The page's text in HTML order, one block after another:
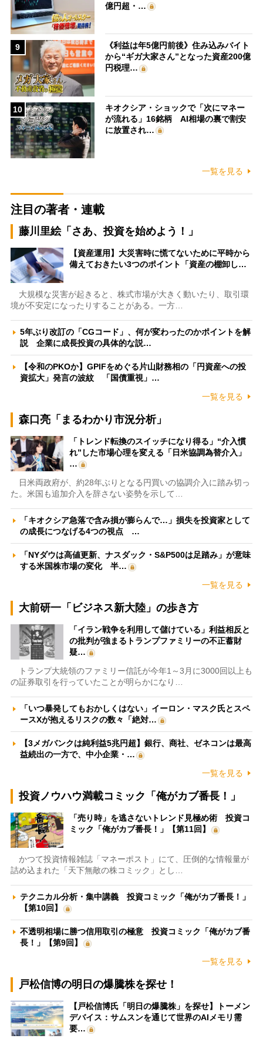
億円超・…
9
《利益は年5億円前後》住み込みバイト
から“ギガ大家さん”となった資産200億
円税理…
10
キオクシア・ショックで「次にマネー
が流れる」16銘柄 AI相場の裏で割安
に放置され…
一覧を見る
注目の著者・連載
藤川里絵「さあ、投資を始めよう！」
【資産運用】大災害時に慌てないために平時から
備えておきたい3つのポイント「資産の棚卸し…
大規模な災害が起きると、株式市場が大きく動いたり、取引環
境が不安定になったりすることがある。一方…
5年ぶり改訂の「CGコード」、何が変わったのかポイントを解
説 企業に成長投資の具体的な説…
【令和のPKOか】GPIFをめぐる片山財務相の「円資産への投
資拡大」発言の波紋 「国債重視」…
一覧を見る
森口亮「まるわかり市況分析」
「トレンド転換のスイッチになり得る」“介入慣
れ”した市場心理を変える「日米協調為替介入」
…
日米両政府が、約28年ぶりとなる円買いの協調介入に踏み切っ
た。米国も追加介入を辞さない姿勢を示して…
「キオクシア急落で含み損が膨らんで…」損失を投資家として
の成長につなげる4つの視点 …
「NYダウは高値更新、ナスダック・S&P500は足踏み」が意味
する米国株市場の変化 半…
一覧を見る
大前研一「ビジネス新大陸」の歩き方
「イラン戦争を利用して儲けている」利益相反と
の批判が強まるトランプファミリーの不正蓄財
疑…
トランプ大統領のファミリー信託が今年1～3月に3000回以上も
の証券取引を行っていたことが明らかになり…
「いつ暴発してもおかしくはない」イーロン・マスク氏とスペ
ースXが抱えるリスクの数々「絶対…
【3メガバンクは純利益5兆円超】銀行、商社、ゼネコンは最高
益続出の一方で、中小企業・…
一覧を見る
投資ノウハウ満載コミック「俺がカブ番長！」
「売り時」を逃さないトレンド見極め術 投資コ
ミック「俺がカブ番長！」【第11回】
かつて投資情報雑誌「マネーポスト」にて、圧倒的な情報量が
詰め込まれた「天下無敵の株コミック」とし…
テクニカル分析・集中講義 投資コミック「俺がカブ番長！」
【第10回】
不透明相場に勝つ信用取引の極意 投資コミック「俺がカブ番
長！」【第9回】
一覧を見る
戸松信博の明日の爆騰株を探せ！
【戸松信博氏「明日の爆騰株」を探せ】トーメン
デバイス：サムスンを通じて世界のAIメモリ需
要…